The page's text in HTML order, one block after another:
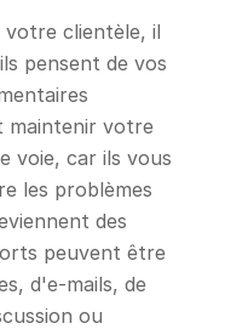
votre clientèle, il
pensent de vos
maintenir votre
voie, car ils vous
les problèmes
des
peuvent être
d'e-mails, de
ou